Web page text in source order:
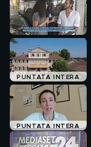
PUNTATA INTERA
PUNTATA INTERA